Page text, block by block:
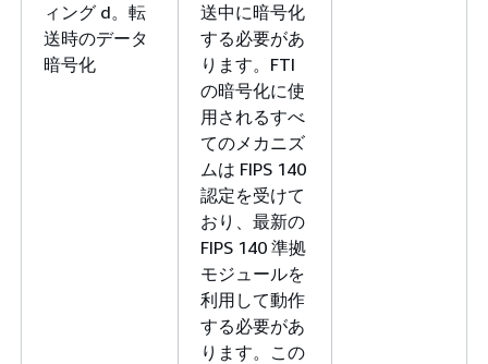
ィング d。転
送時のデータ
暗号化
送中に暗号化
する必要があ
ります。FTI
の暗号化に使
用されるすべ
てのメカニズ
ムは FIPS 140
認定を受けて
おり、最新の
FIPS 140 準拠
モジュールを
利用して動作
する必要があ
ります。この